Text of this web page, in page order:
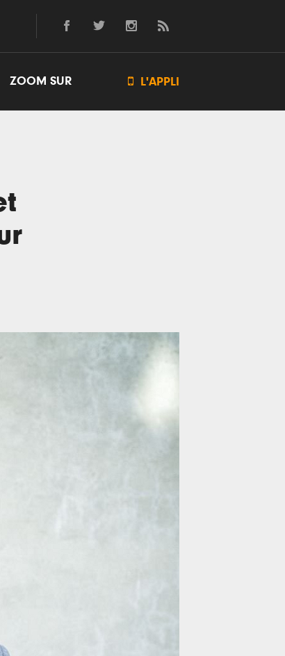
ZOOM SUR  L'APPLI